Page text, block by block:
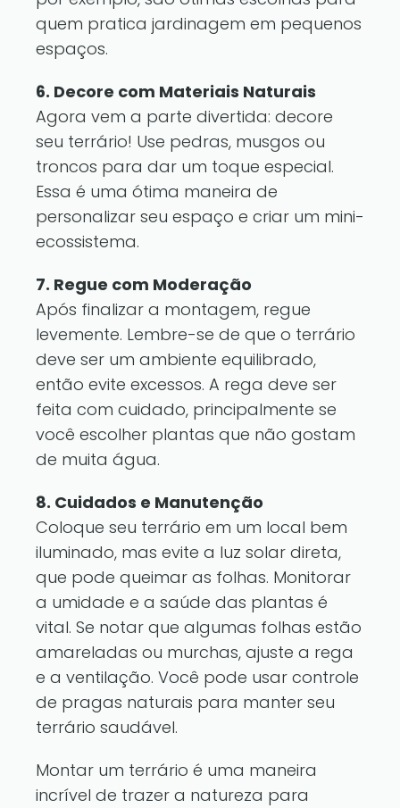
quem pratica jardinagem em pequenos
espaços.
6. Decore com Materiais Naturais
Agora vem a parte divertida: decore
seu terrário! Use pedras, musgos ou
troncos para dar um toque especial.
Essa é uma ótima maneira de
personalizar seu espaço e criar um mini-
ecossistema.
7. Regue com Moderação
Após finalizar a montagem, regue
levemente. Lembre-se de que o terrário
deve ser um ambiente equilibrado,
então evite excessos. A rega deve ser
feita com cuidado, principalmente se
você escolher plantas que não gostam
de muita água.
8. Cuidados e Manutenção
Coloque seu terrário em um local bem
iluminado, mas evite a luz solar direta,
que pode queimar as folhas. Monitorar
a umidade e a saúde das plantas é
vital. Se notar que algumas folhas estão
amareladas ou murchas, ajuste a rega
e a ventilação. Você pode usar controle
de pragas naturais para manter seu
terrário saudável.
Montar um terrário é uma maneira
incrível de trazer a natureza para